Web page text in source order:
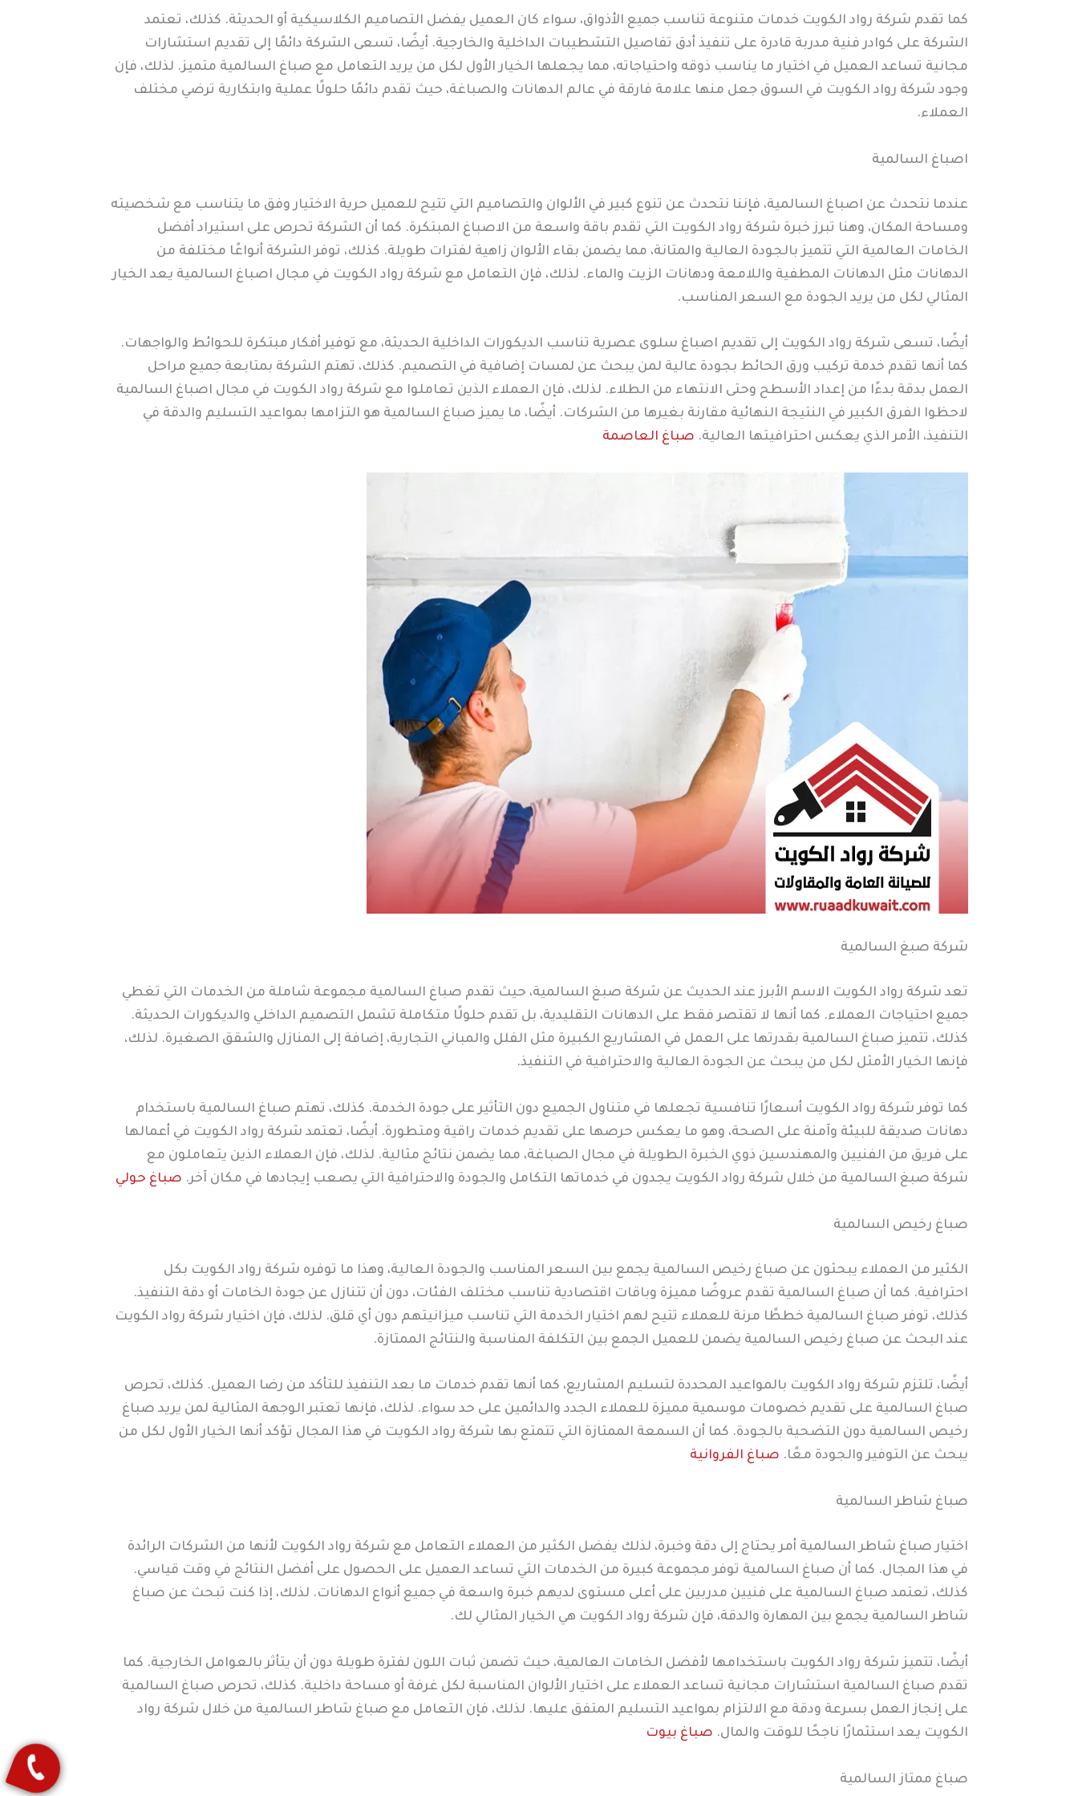
كما تقدم شركة رواد الكويت خدمات متنوعة تناسب جميع الأذواق، سواء كان العميل يفضل التصاميم الكلاسيكية أو الحديثة. كذلك، تعتمد
الشركة على كوادر فنية مدربة قادرة على تنفيذ أدق تفاصيل التشطيبات الداخلية والخارجية. أيضًا، تسعى الشركة دائمًا إلى تقديم استشارات
مجانية تساعد العميل في اختيار ما يناسب ذوقه واحتياجاته، مما يجعلها الخيار الأول لكل من يريد التعامل مع صباغ السالمية متميز. لذلك، فإن
وجود شركة رواد الكويت في السوق جعل منها علامة فارقة في عالم الدهانات والصباغة، حيث تقدم دائمًا حلولًا عملية وابتكارية ترضي مختلف
العملاء.
اصباغ السالمية
عندما نتحدث عن اصباغ السالمية، فإننا نتحدث عن تنوع كبير في الألوان والتصاميم التي تتيح للعميل حرية الاختيار وفق ما يتناسب مع شخصيته
ومساحة المكان، وهنا تبرز خبرة شركة رواد الكويت التي تقدم باقة واسعة من الاصباغ المبتكرة. كما أن الشركة تحرص على استيراد أفضل
الخامات العالمية التي تتميز بالجودة العالية والمتانة، مما يضمن بقاء الألوان زاهية لفترات طويلة. كذلك، توفر الشركة أنواعًا مختلفة من
الدهانات مثل الدهانات المطفية واللامعة ودهانات الزيت والماء. لذلك، فإن التعامل مع شركة رواد الكويت في مجال اصباغ السالمية يعد الخيار
المثالي لكل من يريد الجودة مع السعر المناسب.
أيضًا، تسعى شركة رواد الكويت إلى تقديم اصباغ سلوى عصرية تناسب الديكورات الداخلية الحديثة، مع توفير أفكار مبتكرة للحوائط والواجهات.
كما أنها تقدم خدمة تركيب ورق الحائط بجودة عالية لمن يبحث عن لمسات إضافية في التصميم. كذلك، تهتم الشركة بمتابعة جميع مراحل
العمل بدقة بدءًا من إعداد الأسطح وحتى الانتهاء من الطلاء. لذلك، فإن العملاء الذين تعاملوا مع شركة رواد الكويت في مجال اصباغ السالمية
لاحظوا الفرق الكبير في النتيجة النهائية مقارنة بغيرها من الشركات. أيضًا، ما يميز صباغ السالمية هو التزامها بمواعيد التسليم والدقة في
التنفيذ، الأمر الذي يعكس احترافيتها العالية. صباغ العاصمة
شركة صبغ السالمية
تعد شركة رواد الكويت الاسم الأبرز عند الحديث عن شركة صبغ السالمية، حيث تقدم صباغ السالمية مجموعة شاملة من الخدمات التي تغطي
جميع احتياجات العملاء. كما أنها لا تقتصر فقط على الدهانات التقليدية، بل تقدم حلولًا متكاملة تشمل التصميم الداخلي والديكورات الحديثة.
كذلك، تتميز صباغ السالمية بقدرتها على العمل في المشاريع الكبيرة مثل الفلل والمباني التجارية، إضافة إلى المنازل والشقق الصغيرة. لذلك،
فإنها الخيار الأمثل لكل من يبحث عن الجودة العالية والاحترافية في التنفيذ.
كما توفر شركة رواد الكويت أسعارًا تنافسية تجعلها في متناول الجميع دون التأثير على جودة الخدمة. كذلك، تهتم صباغ السالمية باستخدام
دهانات صديقة للبيئة وآمنة على الصحة، وهو ما يعكس حرصها على تقديم خدمات راقية ومتطورة. أيضًا، تعتمد شركة رواد الكويت في أعمالها
على فريق من الفنيين والمهندسين ذوي الخبرة الطويلة في مجال الصباغة، مما يضمن نتائج مثالية. لذلك، فإن العملاء الذين يتعاملون مع
شركة صبغ السالمية من خلال شركة رواد الكويت يجدون في خدماتها التكامل والجودة والاحترافية التي يصعب إيجادها في مكان آخر. صباغ حولي
صباغ رخيص السالمية
الكثير من العملاء يبحثون عن صباغ رخيص السالمية يجمع بين السعر المناسب والجودة العالية، وهذا ما توفره شركة رواد الكويت بكل
احترافية. كما أن صباغ السالمية تقدم عروضًا مميزة وباقات اقتصادية تناسب مختلف الفئات، دون أن تتنازل عن جودة الخامات أو دقة التنفيذ.
كذلك، توفر صباغ السالمية خططًا مرنة للعملاء تتيح لهم اختيار الخدمة التي تناسب ميزانيتهم دون أي قلق. لذلك، فإن اختيار شركة رواد الكويت
عند البحث عن صباغ رخيص السالمية يضمن للعميل الجمع بين التكلفة المناسبة والنتائج الممتازة.
أيضًا، تلتزم شركة رواد الكويت بالمواعيد المحددة لتسليم المشاريع، كما أنها تقدم خدمات ما بعد التنفيذ للتأكد من رضا العميل. كذلك، تحرص
صباغ السالمية على تقديم خصومات موسمية مميزة للعملاء الجدد والدائمين على حد سواء. لذلك، فإنها تعتبر الوجهة المثالية لمن يريد صباغ
رخيص السالمية دون التضحية بالجودة. كما أن السمعة الممتازة التي تتمتع بها شركة رواد الكويت في هذا المجال تؤكد أنها الخيار الأول لكل من
يبحث عن التوفير والجودة معًا. صباغ الفروانية
صباغ شاطر السالمية
اختيار صباغ شاطر السالمية أمر يحتاج إلى دقة وخبرة، لذلك يفضل الكثير من العملاء التعامل مع شركة رواد الكويت لأنها من الشركات الرائدة
في هذا المجال. كما أن صباغ السالمية توفر مجموعة كبيرة من الخدمات التي تساعد العميل على الحصول على أفضل النتائج في وقت قياسي.
كذلك، تعتمد صباغ السالمية على فنيين مدربين على أعلى مستوى لديهم خبرة واسعة في جميع أنواع الدهانات. لذلك، إذا كنت تبحث عن صباغ
شاطر السالمية يجمع بين المهارة والدقة، فإن شركة رواد الكويت هي الخيار المثالي لك.
أيضًا، تتميز شركة رواد الكويت باستخدامها لأفضل الخامات العالمية، حيث تضمن ثبات اللون لفترة طويلة دون أن يتأثر بالعوامل الخارجية. كما
تقدم صباغ السالمية استشارات مجانية تساعد العملاء على اختيار الألوان المناسبة لكل غرفة أو مساحة داخلية. كذلك، تحرص صباغ السالمية
على إنجاز العمل بسرعة ودقة مع الالتزام بمواعيد التسليم المتفق عليها. لذلك، فإن التعامل مع صباغ شاطر السالمية من خلال شركة رواد
الكويت يعد استثمارًا ناجحًا للوقت والمال. صباغ بيوت
صباغ ممتاز السالمية